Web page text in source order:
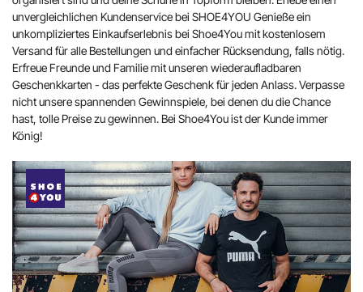
unvergleichlichen Kundenservice bei SHOE4YOU Genieße ein
unkompliziertes Einkaufserlebnis bei Shoe4You mit kostenlosem
Versand für alle Bestellungen und einfacher Rücksendung, falls nötig.
Erfreue Freunde und Familie mit unseren wiederaufladbaren
Geschenkkarten - das perfekte Geschenk für jeden Anlass. Verpasse
nicht unsere spannenden Gewinnspiele, bei denen du die Chance
hast, tolle Preise zu gewinnen. Bei Shoe4You ist der Kunde immer
König!